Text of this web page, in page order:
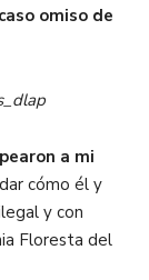
omiso de
a mi
cómo él y
y con
Floresta del